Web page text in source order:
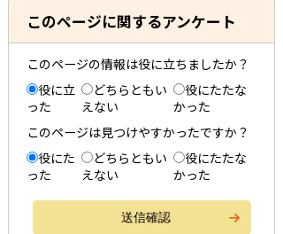
このページに関するアンケート
このページの情報は役に立ちましたか？
役に立
った
どちらともい
えない
役にたたな
かった
このページは見つけやすかったですか？
役にた
った
どちらともい
えない
役にたたな
かった